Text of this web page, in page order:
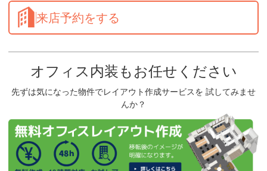
来店予約をする
オフィス内装もお任せください
先ずは気になった物件でレイアウト作成サービスを 試してみませ
んか？